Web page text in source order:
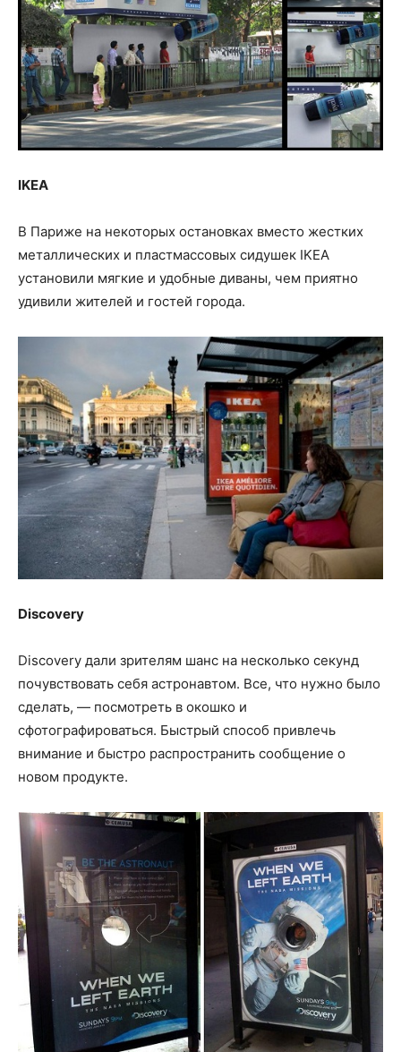
IKEA
В Париже на некоторых остановках вместо жестких
металлических и пластмассовых сидушек IKEA
установили мягкие и удобные диваны, чем приятно
удивили жителей и гостей города.
Discovery
Discovery дали зрителям шанс на несколько секунд
почувствовать себя астронавтом. Все, что нужно было
сделать, — посмотреть в окошко и
сфотографироваться. Быстрый способ привлечь
внимание и быстро распространить сообщение о
новом продукте.